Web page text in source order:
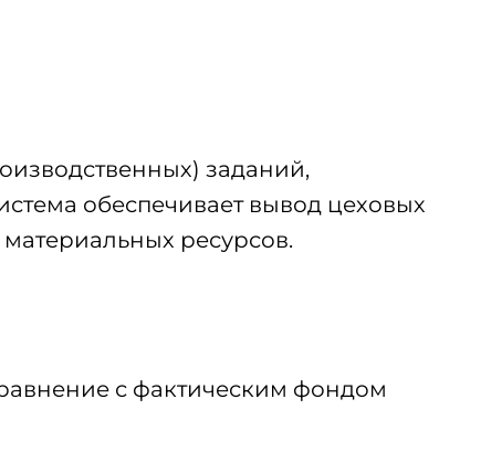
заданий,
обеспечивает вывод цеховых
ресурсов.
с фактическим фондом